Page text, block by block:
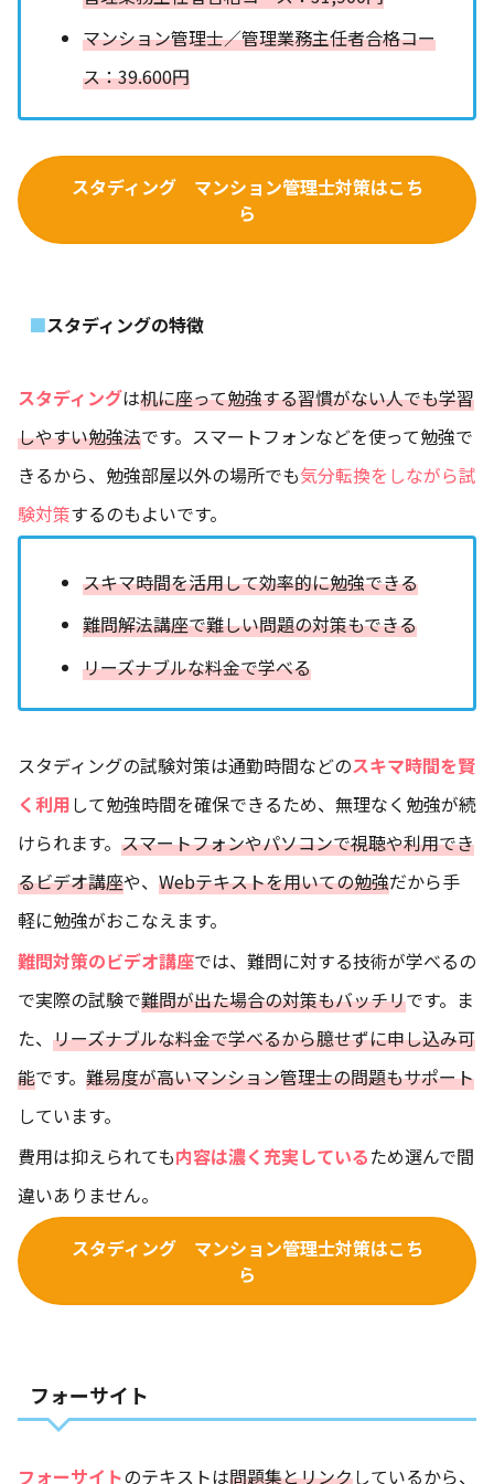
マンション管理士／管理業務主任者合格コー
ス：39.600円
スタディング マンション管理士対策はこち
ら
スタディングの特徴
スタディングは机に座って勉強する習慣がない人でも学習
しやすい勉強法です。スマートフォンなどを使って勉強で
きるから、勉強部屋以外の場所でも気分転換をしながら試
験対策するのもよいです。
スキマ時間を活用して効率的に勉強できる
難問解法講座で難しい問題の対策もできる
リーズナブルな料金で学べる
スタディングの試験対策は通勤時間などのスキマ時間を賢
く利用して勉強時間を確保できるため、無理なく勉強が続
けられます。 スマートフォンやパソコンで視聴や利用でき
るビデオ講座や、 Webテキストを用いての勉強だから手
軽に勉強がおこなえます。
難問対策のビデオ講座では、難問に対する技術が学べるの
で実際の試験で難問が出た場合の対策もバッチリです。ま
た、 リーズナブルな料金で学べるから臆せずに申し込み可
能です。 難易度が高いマンション管理士の問題もサポート
しています。
費用は抑えられても内容は濃く充実しているため選んで間
違いありません。
スタディング マンション管理士対策はこち
ら
フォーサイト
フォーサイトのテキストは問題集とリンクしているから、